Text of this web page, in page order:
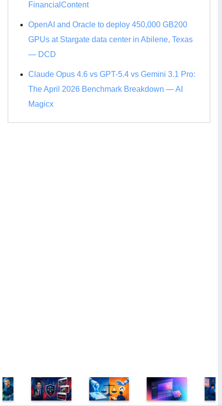
FinancialContent
OpenAI and Oracle to deploy 450,000 GB200
GPUs at Stargate data center in Abilene, Texas
— DCD
Claude Opus 4.6 vs GPT-5.4 vs Gemini 3.1 Pro:
The April 2026 Benchmark Breakdown — AI
Magicx